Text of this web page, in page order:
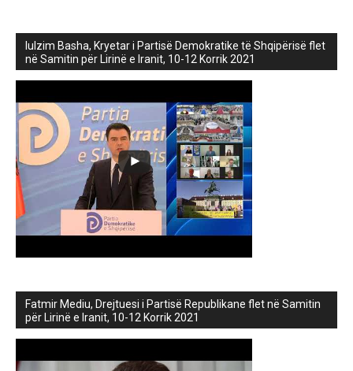
lulzim Basha, Kryetar i Partisë Demokratike të Shqipërisë flet
në Samitin për Lirinë e Iranit, 10-12 Korrik 2021
Fatmir Mediu, Drejtuesi i Partisë Republikane flet në Samitin
për Lirinë e Iranit, 10-12 Korrik 2021